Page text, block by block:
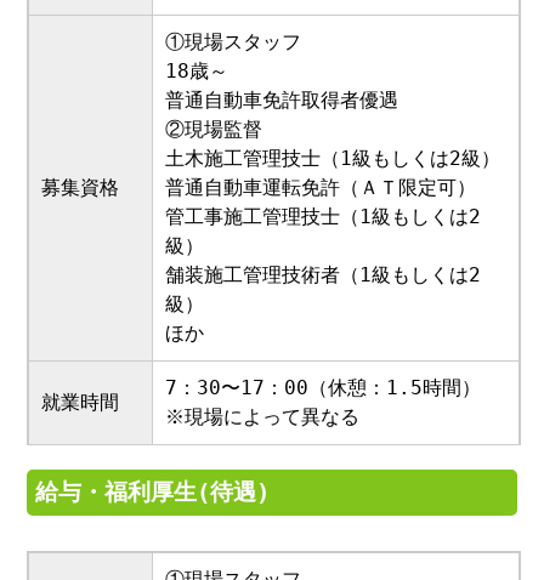
募集資格
①現場スタッフ
18歳～
普通自動車免許取得者優遇
②現場監督
土木施工管理技士（1級もしくは2級）
普通自動車運転免許（ＡＴ限定可）
管工事施工管理技士（1級もしくは2
級）
舗装施工管理技術者（1級もしくは2
級）
ほか
就業時間
7：30〜17：00（休憩：1.5時間）
※現場によって異なる
給与・福利厚生(待遇)